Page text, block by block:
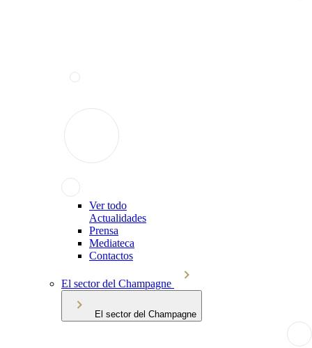
Ver todo
Actualidades
Prensa
Mediateca
Contactos
El sector del Champagne
El sector del Champagne